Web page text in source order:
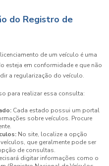
do Registro de
de um veículo é uma
esteja em conformidade e que não
a regularização do veículo.
para realizar essa consulta:
Cada estado possui um portal
sobre veículos. Procure
No site, localize a opção
que geralmente pode ser
de consultas.
digitar informações como o